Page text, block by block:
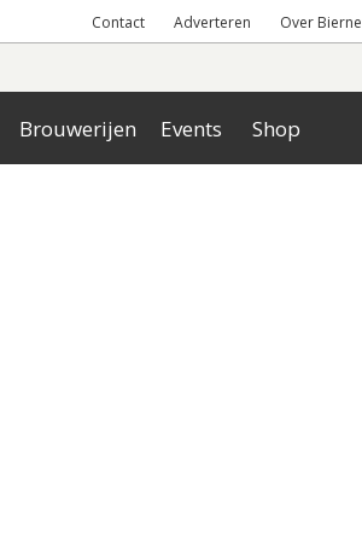
Contact Adverteren Over
Brouwerijen Events Shop